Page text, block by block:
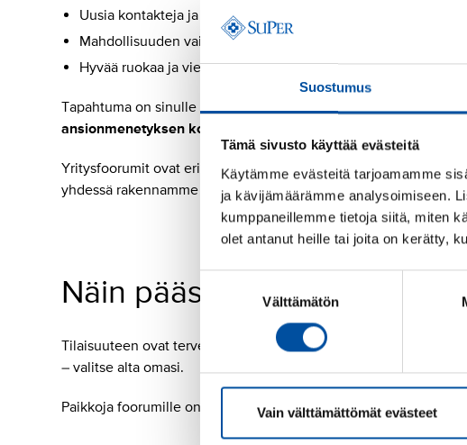
Suostumus
Tämä sivusto käyttää evästeitä
Käytämme evästeitä tarjoamamme
ja kävijämäärämme analysoimiseen.
kumppaneillemme tietoja siitä, miten
olet antanut heille tai joita on kerätty,
valinta
Välttämätön
Vain välttämättömät evästeet
Uusia kontakteja ja verkostoja
Mahdollisuuden vaikuttaa alan kehitykseen
Hyvää ruokaa ja vielä parempaa superilaista seuraa
Tapahtuma on sinulle maksuton:SuPer maksaa puolestasi
ansionmenetyksen korvauksen
Yritysfoorumit ovat erinomainen tilaisuus vaikuttaa, oppia ja
yhdessä rakennamme parempaa työelämää!
Näin pääset mukaan
Tilaisuuteen ovat tervetulleita kaikki SuPerin jäsenet, jotka
– valitse alta omasi.
Paikkoja foorumille on rajoitetusti, joten ilmoittaudu mukaan